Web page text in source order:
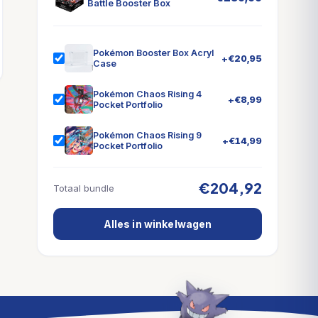
Battle Booster Box
Pokémon Booster Box Acryl
Case
+€20,95
Pokémon Chaos Rising 4
Pocket Portfolio
+€8,99
Pokémon Chaos Rising 9
Pocket Portfolio
+€14,99
Totaal bundle €204,92
Alles in winkelwagen